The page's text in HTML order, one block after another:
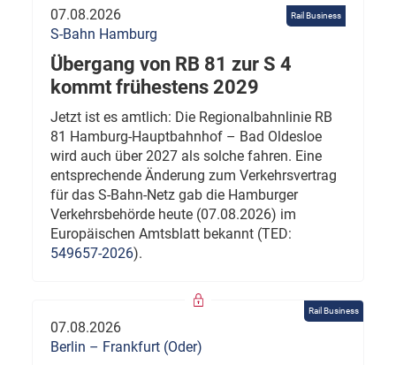
Rail Business
07.08.2026
S-Bahn Hamburg
Übergang von RB 81 zur S 4
kommt frühestens 2029
Jetzt ist es amtlich: Die Regionalbahnlinie RB
81 Hamburg-Hauptbahnhof – Bad Oldesloe
wird auch über 2027 als solche fahren. Eine
entsprechende Änderung zum Verkehrsvertrag
für das S-Bahn-Netz gab die Hamburger
Verkehrsbehörde heute (07.08.2026) im
Europäischen Amtsblatt bekannt (TED:
549657-2026).
Rail Business
07.08.2026
Berlin – Frankfurt (Oder)